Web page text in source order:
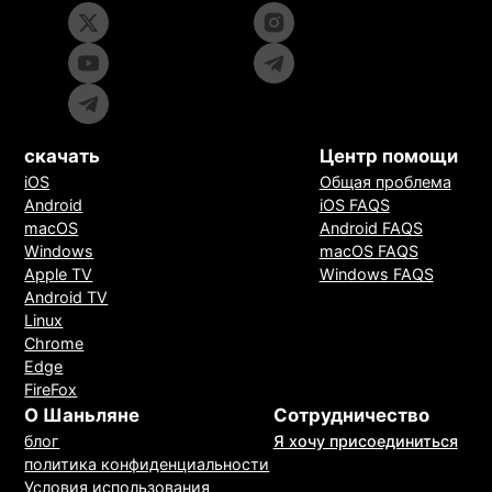
скачать
iOS
Android
macOS
Windows
Apple TV
Android TV
Linux
Chrome
Edge
FireFox
Центр помощи
Общая проблема
iOS FAQS
Android FAQS
macOS FAQS
Windows FAQS
О Шаньляне
блог
политика конфиденциальности
Условия использования
Сотрудничество
Я хочу присоединиться